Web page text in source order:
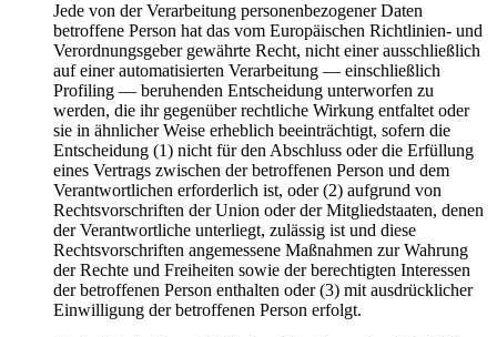
Jede von der Verarbeitung personenbezogener Daten
betroffene Person hat das vom Europäischen Richtlinien- und
Verordnungsgeber gewährte Recht, nicht einer ausschließlich
auf einer automatisierten Verarbeitung — einschließlich
Profiling — beruhenden Entscheidung unterworfen zu
werden, die ihr gegenüber rechtliche Wirkung entfaltet oder
sie in ähnlicher Weise erheblich beeinträchtigt, sofern die
Entscheidung (1) nicht für den Abschluss oder die Erfüllung
eines Vertrags zwischen der betroffenen Person und dem
Verantwortlichen erforderlich ist, oder (2) aufgrund von
Rechtsvorschriften der Union oder der Mitgliedstaaten, denen
der Verantwortliche unterliegt, zulässig ist und diese
Rechtsvorschriften angemessene Maßnahmen zur Wahrung
der Rechte und Freiheiten sowie der berechtigten Interessen
der betroffenen Person enthalten oder (3) mit ausdrücklicher
Einwilligung der betroffenen Person erfolgt.